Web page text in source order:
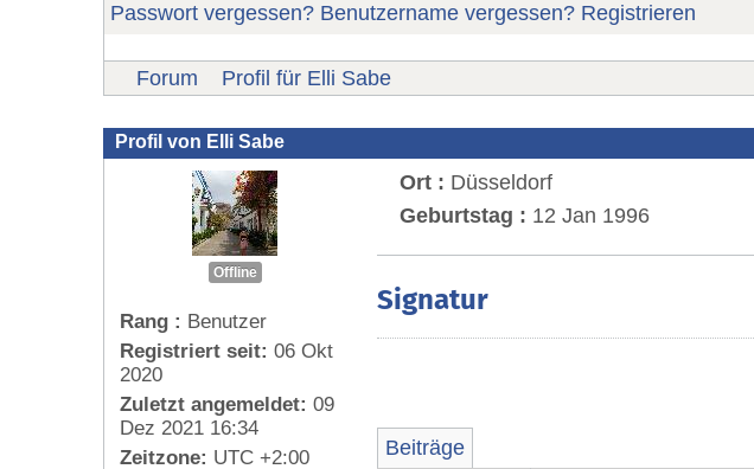
Passwort vergessen? Benutzername vergessen? Registrieren
Forum Profil für Elli Sabe
Profil von Elli Sabe
Offline
Rang : Benutzer
Registriert seit: 06 Okt
2020
Zuletzt angemeldet: 09
Dez 2021 16:34
Zeitzone: UTC +2:00
Ort : Düsseldorf
Geburtstag : 12 Jan 1996
Signatur
Beiträge